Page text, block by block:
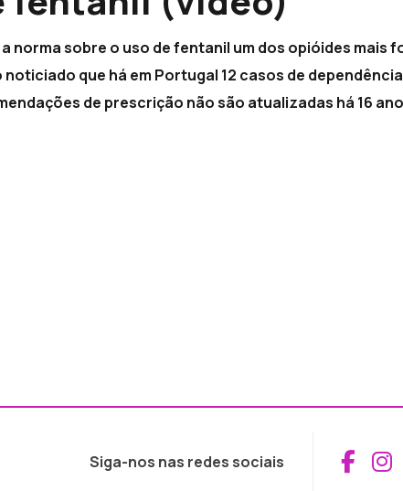
norma sobre o uso de fentanil um dos opióides mais
que há em Portugal 12 casos de
de prescrição não são atualizadas há 16
Siga-nos nas redes sociais